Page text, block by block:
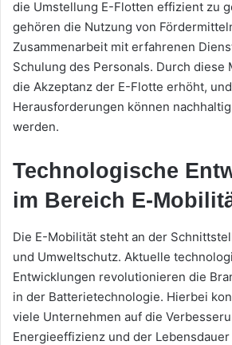
die Umstellung E-Flotten effizient zu
gehören die Nutzung von
Zusammenarbeit mit erfahrenen
Schulung des Personals. Durch diese
die Akzeptanz der E-Flotte erhöht,
Herausforderungen können
werden.
Technologische
im Bereich E-
Die E-Mobilität steht an der
und Umweltschutz. Aktuelle
Entwicklungen revolutionieren die
in der Batterietechnologie. Hierbei
viele Unternehmen auf die
Energieeffizienz und der